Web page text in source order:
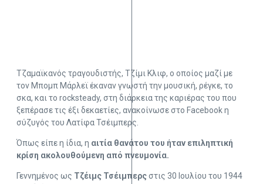
Τζαμαϊκανός τραγουδιστής, Τζίμι Κλιφ, ο οποίος μαζί με
τον Μπομπ Μάρλεϊ έκαναν γνωστή την μουσική, ρέγκε, το
σκα, και το rocksteady, στη διάρκεια της καριέρας του που
ξεπέρασε τις έξι δεκαετίες, ανακοίνωσε στο Facebook η
σύζυγός του Λατίφα Τσέιμπερς.
Όπως είπε η ίδια, η αιτία θανάτου του ήταν επιληπτική
κρίση ακολουθούμενη από πνευμονία.
Γεννημένος ως Τζέιμς Τσέιμπερςστις 30 Ιουλίου του 1944